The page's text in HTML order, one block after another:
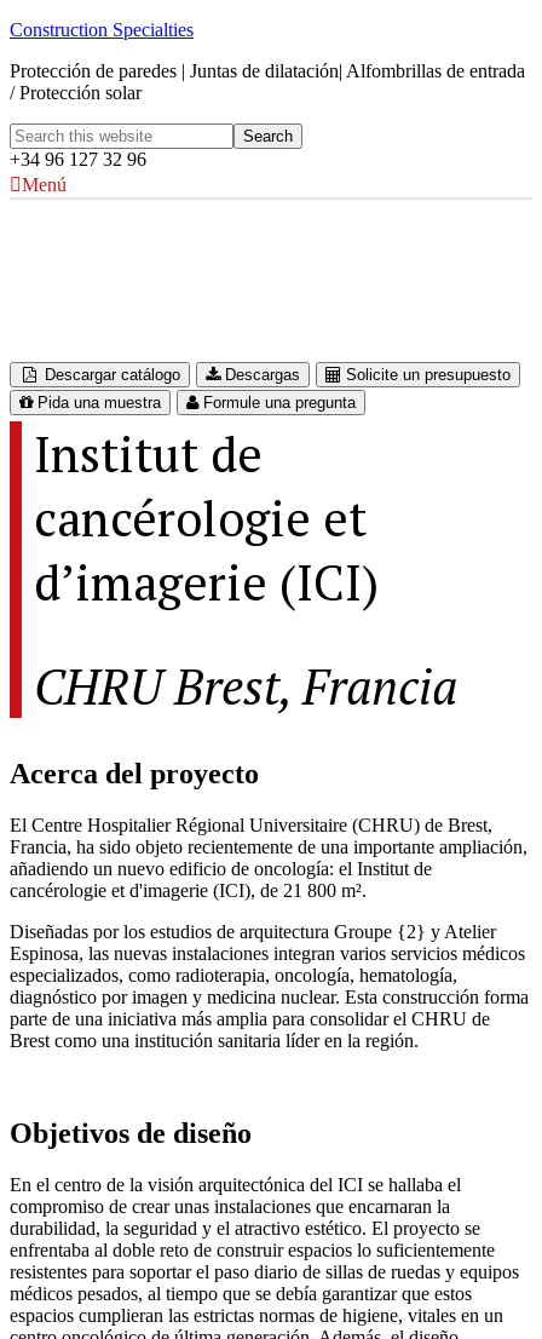
Construction Specialties
Protección de paredes | Juntas de dilatación| Alfombrillas de entrada
/ Protección solar
+34 96 127 32 96
Menú
Descargar catálogo Descargas
Solicite un presupuesto
Pida una muestra
Formule una pregunta
Institut de
cancérologie et
d’imagerie (ICI)
CHRU Brest, Francia
Acerca del proyecto
El Centre Hospitalier Régional Universitaire (CHRU) de Brest,
Francia, ha sido objeto recientemente de una importante ampliación,
añadiendo un nuevo edificio de oncología: el Institut de
cancérologie et d'imagerie (ICI), de 21 800 m².
Diseñadas por los estudios de arquitectura Groupe {2} y Atelier
Espinosa, las nuevas instalaciones integran varios servicios médicos
especializados, como radioterapia, oncología, hematología,
diagnóstico por imagen y medicina nuclear. Esta construcción forma
parte de una iniciativa más amplia para consolidar el CHRU de
Brest como una institución sanitaria líder en la región.
Objetivos de diseño
En el centro de la visión arquitectónica del ICI se hallaba el
compromiso de crear unas instalaciones que encarnaran la
durabilidad, la seguridad y el atractivo estético. El proyecto se
enfrentaba al doble reto de construir espacios lo suficientemente
resistentes para soportar el paso diario de sillas de ruedas y equipos
médicos pesados, al tiempo que se debía garantizar que estos
espacios cumplieran las estrictas normas de higiene, vitales en un